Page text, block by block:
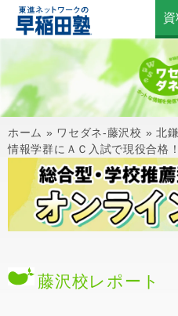
ホーム » ワセダネ-藤沢校 » 北
情報学群にＡＣ入試で現役合格！
藤沢校レポート